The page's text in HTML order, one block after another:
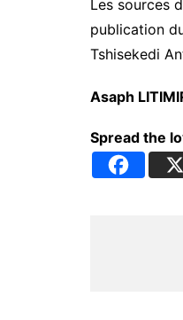
Les sources
publication
Tshisekedi
Asaph
Spread the